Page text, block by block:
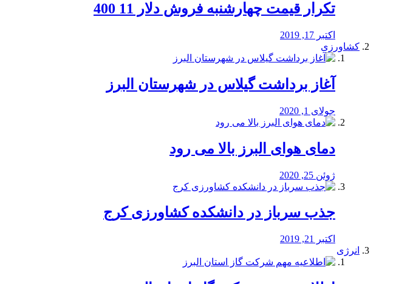
تکرار قیمت چهارشنبه فروش دلار 11 400
اکتبر 17, 2019
کشاورزی
آغاز برداشت گیلاس در شهرستان البرز
جولای 1, 2020
دمای هوای البرز بالا می رود
ژوئن 25, 2020
جذب سرباز در دانشکده کشاورزی کرج
اکتبر 21, 2019
انرژی